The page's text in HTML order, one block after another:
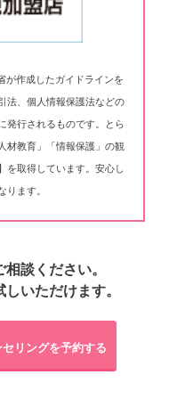
が作成したガイドラインを
法、個人情報保護法などの
発行されるものです。とら
材教育」「情報保護」の観
を取得しています。安心し
ります。
談ください。
いただけます。
リングを予約する